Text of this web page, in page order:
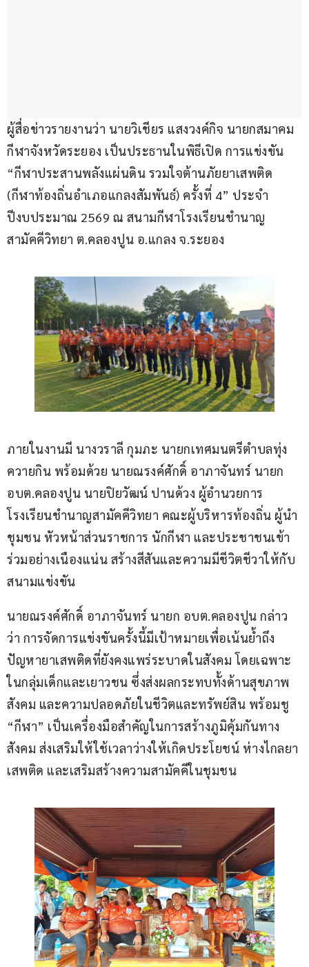
ผู้สื่อข่าวรายงานว่า นายวิเชียร แสงวงค์กิจ นายกสมาคม
กีฬาจังหวัดระยอง เป็นประธานในพิธีเปิด การแข่งขัน
“กีฬาประสานพลังแผ่นดิน รวมใจต้านภัยยาเสพติด
(กีฬาท้องถิ่นอำเภอแกลงสัมพันธ์) ครั้งที่ 4” ประจำ
ปีงบประมาณ 2569 ณ สนามกีฬาโรงเรียนชำนาญ
สามัคคีวิทยา ต.คลองปูน อ.แกลง จ.ระยอง
ภายในงานมี นางวราลี กุมภะ นายกเทศมนตรีตำบลทุ่ง
ควายกิน พร้อมด้วย นายณรงค์ศักดิ์ อาภาจันทร์ นายก
อบต.คลองปูน นายปิยวัฒน์ ปานด้วง ผู้อำนวยการ
โรงเรียนชำนาญสามัคคีวิทยา คณะผู้บริหารท้องถิ่น ผู้นำ
ชุมชน หัวหน้าส่วนราชการ นักกีฬา และประชาชนเข้า
ร่วมอย่างเนืองแน่น สร้างสีสันและความมีชีวิตชีวาให้กับ
สนามแข่งขัน
นายณรงค์ศักดิ์ อาภาจันทร์ นายก อบต.คลองปูน กล่าว
ว่า การจัดการแข่งขันครั้งนี้มีเป้าหมายเพื่อเน้นย้ำถึง
ปัญหายาเสพติดที่ยังคงแพร่ระบาดในสังคม โดยเฉพาะ
ในกลุ่มเด็กและเยาวชน ซึ่งส่งผลกระทบทั้งด้านสุขภาพ
สังคม และความปลอดภัยในชีวิตและทรัพย์สิน พร้อมชู
“กีฬา” เป็นเครื่องมือสำคัญในการสร้างภูมิคุ้มกันทาง
สังคม ส่งเสริมให้ใช้เวลาว่างให้เกิดประโยชน์ ห่างไกลยา
เสพติด และเสริมสร้างความสามัคคีในชุมชน